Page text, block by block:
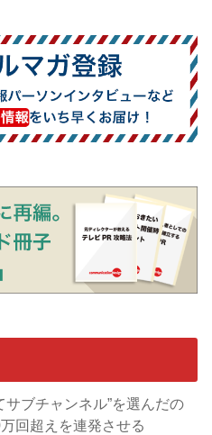
サブチャンネル”を選んだの
回超えを連発させる